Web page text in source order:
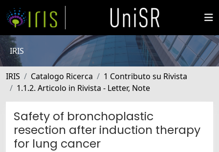
IRIS
IRIS Catalogo Ricerca
1 Contributo su Rivista
1.1.2. Articolo in Rivista - Letter, Note
Safety of bronchoplastic
resection after induction therapy
for lung cancer